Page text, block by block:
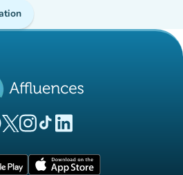
(nouvel onglet)
(nouvel onglet)
(nouvel onglet)
(nouvel onglet)
(nouvel onglet)